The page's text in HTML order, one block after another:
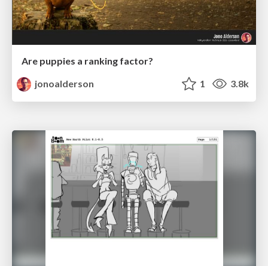
Are puppies a ranking factor?
jonoalderson
1 3.8k